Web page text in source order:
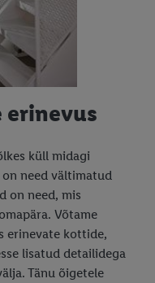
erinevus
küll midagi
need vältimatud
on need, mis
Võtame
erinevate kottide,
lisatud detailidega
Tänu õigetele